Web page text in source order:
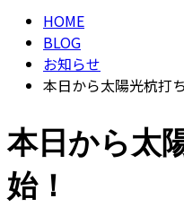
HOME
BLOG
お知らせ
本日から太陽光杭打
本日から太
始！